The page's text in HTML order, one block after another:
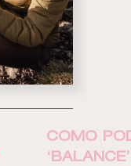
COMO